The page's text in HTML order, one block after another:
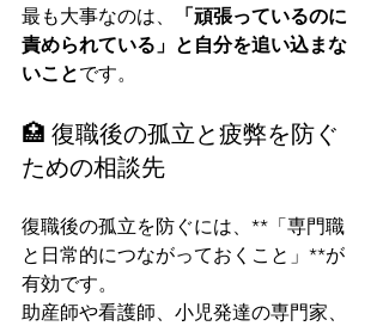
最も大事なのは、
「頑張っているのに
責められている」と自分を追い込まな
いことです。
🏥 復職後の孤立と疲弊を防ぐ
ための相談先
復職後の孤立を防ぐには、**「専門職
と日常的につながっておくこと」**が
有効です。
助産師や看護師、小児発達の専門家、